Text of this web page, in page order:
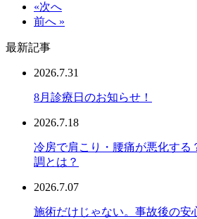
«次へ
前へ »
最新記事
2026.7.31
8月診療日のお知らせ！
2026.7.18
冷房で肩こり・腰痛が悪化する
調とは？
2026.7.07
施術だけじゃない。事故後の安